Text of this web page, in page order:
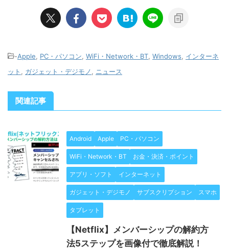
-Apple PC・パソコン WiFi・Network・BT Windows
インターネ
ット
ガジェット・デジモノ ニュース
関連記事
Android Apple PC・パソコン
WiFi・Network・BT お金・決済・ポイント
アプリ・ソフト インターネット
ガジェット・デジモノ サブスクリプション スマホ
タブレット
【Netflix】メンバーシップの解約方
法5ステップを画像付で徹底解説！